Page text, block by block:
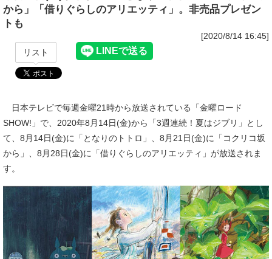
から」「借りぐらしのアリエッティ」。非売品プレゼン
トも
[2020/8/14 16:45]
リスト
日本テレビで毎週金曜21時から放送されている「金曜ロード
SHOW!」で、2020年8月14日(金)から「3週連続！夏はジブリ」とし
て、8月14日(金)に「となりのトトロ」、8月21日(金)に「コクリコ坂
から」、8月28日(金)に「借りぐらしのアリエッティ」が放送されま
す。